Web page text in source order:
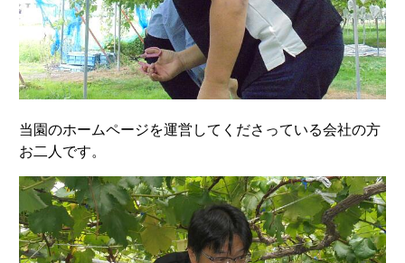
当園のホームページを運営してくださっている会社の方
お二人です。